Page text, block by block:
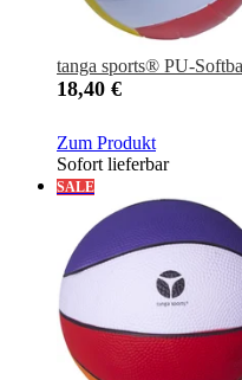
tanga sports® PU-
18,40 €
Zum Produkt
Sofort lieferbar
SALE